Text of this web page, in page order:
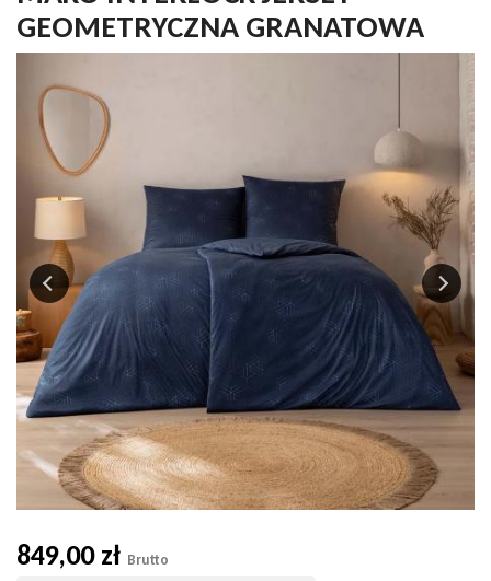
GEOMETRYCZNA GRANATOWA
849,00 zł Brutto